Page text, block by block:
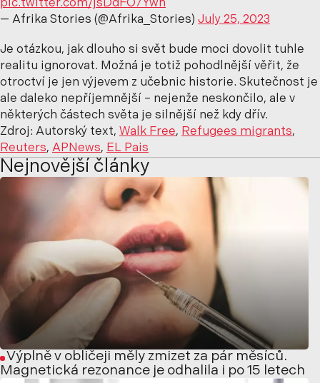
pic.twitter.com/jsDdFO7Ywh
— Afrika Stories (@Afrika_Stories) July 25, 2023
Je otázkou, jak dlouho si svět bude moci dovolit tuhle
realitu ignorovat. Možná je totiž pohodlnější věřit, že
otroctví je jen výjevem z učebnic historie. Skutečnost je
ale daleko nepříjemnější – nejenže neskončilo, ale v
některých částech světa je silnější než kdy dřív.
Zdroj: Autorský text, Walk Free, Refugees migrants,
Reuters, APNews, EL Pais
Nejnovější články
Výplně v obličeji měly zmizet za pár měsíců.
Magnetická rezonance je odhalila i po 15 letech